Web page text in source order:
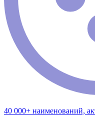
40 000+ наименований,